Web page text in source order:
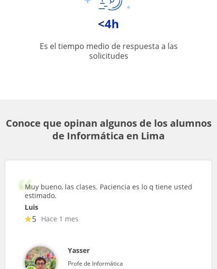
<4h
Es el tiempo medio de respuesta a las
solicitudes
Conoce que opinan algunos de los alumnos
de Informática en Lima
Muy bueno, las clases. Paciencia es lo q tiene usted
estimado.
Luis
5 Hace 1 mes
Yasser
Profe de Informática